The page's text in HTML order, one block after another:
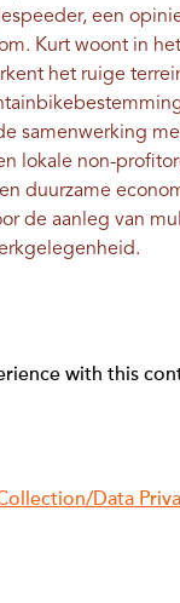
een
Kurt woont in
het ruige
samenwerking
lokale non-
duurzame
de aanleg van